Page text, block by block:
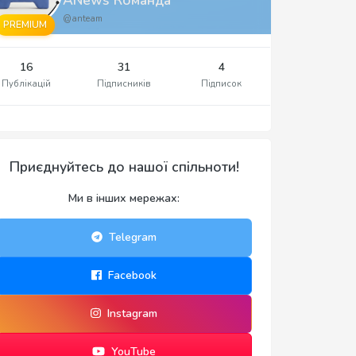
PREMIUM @anteam
16
Публікацій
31
Підписників
4
Підписок
Приєднуйтесь до нашої спільноти!
Ми в інших мережах:
Telegram
Facebook
Instagram
YouTube